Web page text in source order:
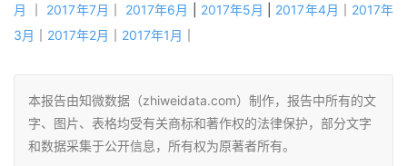
月
2017年7月 2017年6月 2017年5月 2017年4月
2017年
3月
2017年2月 2017年1月
本报告由知微数据（zhiweidata.com）制作，报告中所有的文
字、图片、表格均受有关商标和著作权的法律保护，部分文字
和数据采集于公开信息，所有权为原著者所有。